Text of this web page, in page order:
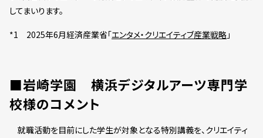
してまいります。
*1 2025年6月経済産業省「エンタメ・クリエイティブ産業戦略 」
■岩崎学園 横浜デジタルアーツ専門学
校様のコメント
就職活動を目前にした学生が対象となる特別講義を、クリエイティ